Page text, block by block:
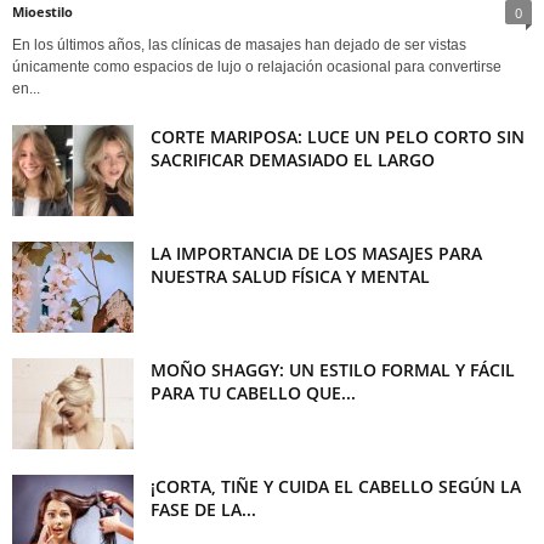
Mioestilo 0
En los últimos años, las clínicas de masajes han dejado de ser vistas
únicamente como espacios de lujo o relajación ocasional para convertirse
en...
CORTE MARIPOSA: LUCE UN PELO CORTO SIN
SACRIFICAR DEMASIADO EL LARGO
LA IMPORTANCIA DE LOS MASAJES PARA
NUESTRA SALUD FÍSICA Y MENTAL
MOÑO SHAGGY: UN ESTILO FORMAL Y FÁCIL
PARA TU CABELLO QUE...
¡CORTA, TIÑE Y CUIDA EL CABELLO SEGÚN LA
FASE DE LA...